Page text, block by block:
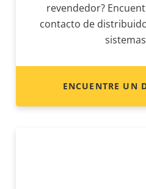
revendedor?
contacto de
ENCUENTRE UN